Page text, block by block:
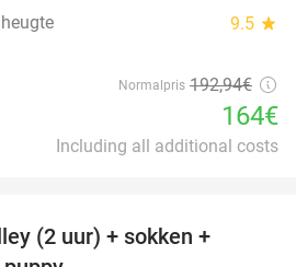
9.5 star
Normalpris 192,94€
164€
Including all additional costs
(2 uur) + sokken +